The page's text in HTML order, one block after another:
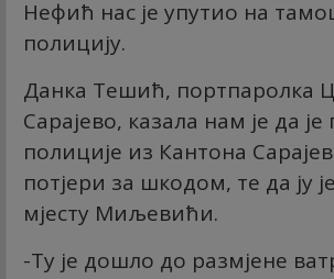
Нефић нас је упутио на
полицију.
Данка Тешић, портпаролка
Сарајево, казала нам је да је
полиције из Кантона
потјери за шкодом, те да ју
мјесту Миљевићи.
-Ту је дошло до размјене